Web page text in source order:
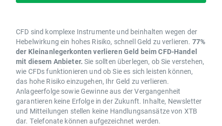
CFD sind komplexe Instrumente und beinhalten wegen der
Hebelwirkung ein hohes Risiko, schnell Geld zu verlieren. 77%
der Kleinanlegerkonten verlieren Geld beim CFD-Handel
mit diesem Anbieter. Sie sollten überlegen, ob Sie verstehen,
wie CFDs funktionieren und ob Sie es sich leisten können,
das hohe Risiko einzugehen, Ihr Geld zu verlieren.
Anlageerfolge sowie Gewinne aus der Vergangenheit
garantieren keine Erfolge in der Zukunft. Inhalte, Newsletter
und Mitteilungen stellen keine Handlungsansätze von XTB
dar. Telefonate können aufgezeichnet werden.